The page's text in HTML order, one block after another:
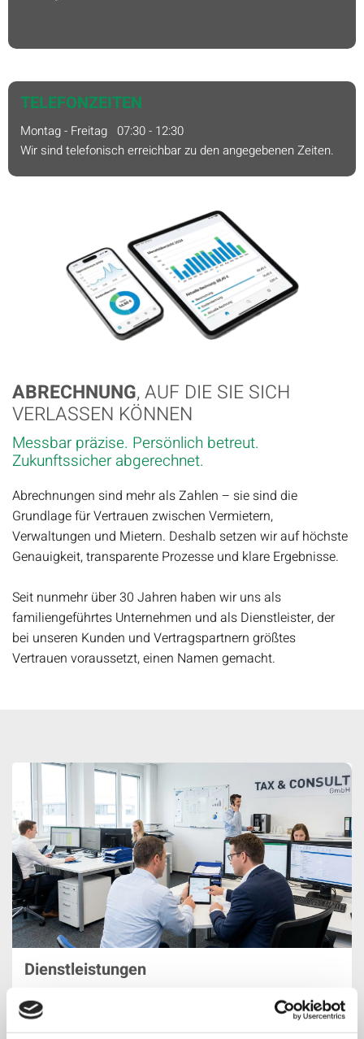
TELEFONZEITEN
Montag - Freitag 07:30 - 12:30
Wir sind telefonisch erreichbar zu den angegebenen Zeiten.
ABRECHNUNG, AUF DIE SIE SICH
VERLASSEN KÖNNEN
Messbar präzise. Persönlich betreut.
Zukunftssicher abgerechnet.
Abrechnungen sind mehr als Zahlen – sie sind die
Grundlage für Vertrauen zwischen Vermietern,
Verwaltungen und Mietern. Deshalb setzen wir auf höchste
Genauigkeit, transparente Prozesse und klare Ergebnisse.
Seit nunmehr über 30 Jahren haben wir uns als
familiengeführtes Unternehmen und als Dienstleister, der
bei unseren Kunden und Vertragspartnern größtes
Vertrauen voraussetzt, einen Namen gemacht.
Dienstleistungen
Heizkostenabrechnung, Betriebskostenabrechnung
sowie digitale Lösungen und Serviceleistungen für eine